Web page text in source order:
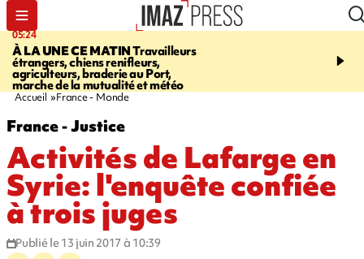
05:24
À LA UNE CE MATINTravailleurs
étrangers, chiens renifleurs,
agriculteurs, braderie au Port,
marche de la mutualité et météo
07:05
mobilisés pour traquer
Accueil France - Monde
France - Justice
Activités de Lafarge en
Syrie: l'enquête confiée
à trois juges
Publié le 13 juin 2017 à 10:39